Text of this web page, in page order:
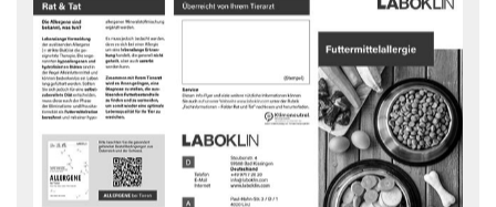
Futtermittel-Allergie
Eine Allergie (= Überempfindlichkeitsreaktion) ist eine Erkrankung mit
vielen unterschiedlichen Auswirkungen für ein Tier.
Rat und Tat Flyer - downloaden